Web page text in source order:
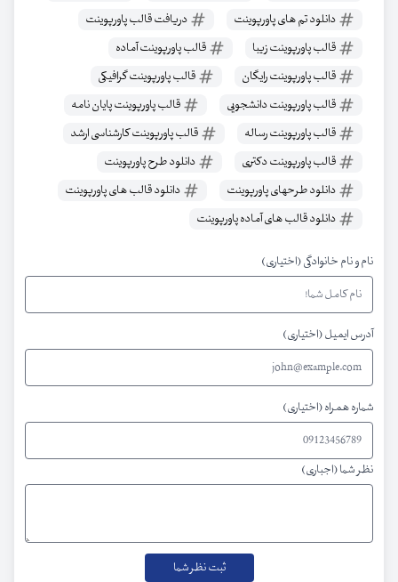
دانلود تم های پاورپوینت
دریافت قالب پاورپوینت
قالب پاورپوینت زیبا
قالب پاورپوینت آماده
قالب پاورپوینت رایگان
قالب پاورپوینت گرافیکی
قالب پاورپوینت دانشجویی
قالب پاورپوینت پایان نامه
قالب پاورپوینت رساله
قالب پاورپوینت کارشناسی ارشد
قالب پاورپوینت دکتری
دانلود طرح پاورپوینت
دانلود طرحهای پاورپوینت
دانلود قالب های پاورپوینت
دانلود قالب های آماده پاورپوینت
نام و نام خانوادگی (اختیاری)
آدرس ایمیل (اختیاری)
شماره همراه (اختیاری)
نظر شما (اجباری)